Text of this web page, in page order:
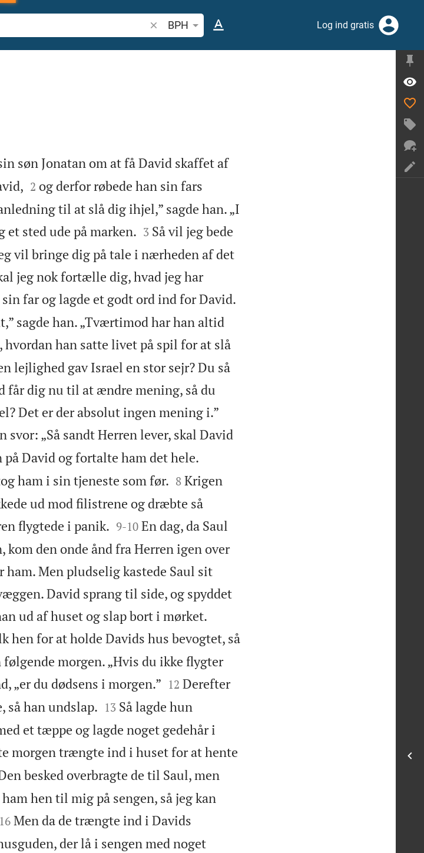
Søg efter bibelvers eller ord
BPH Log ind gratis
søn Jonatan om at få David skaffet af

2 og derfor røbede han sin fars
til at slå dig ihjel,” sagde han. „I
sted ude på marken.
3 Så vil jeg bede
vil bringe dig på tale i nærheden af det
jeg nok fortælle dig, hvad jeg har
far og lagde et godt ord ind for David.
sagde han. „Tværtimod har han altid
hvordan han satte livet på spil for at slå
lejlighed gav Israel en stor sejr? Du så
får dig nu til at ændre mening, så du
Det er der absolut ingen mening i.”
„Så sandt Herren lever, skal David
på David og fortalte ham det hele.
ham i sin tjeneste som før.
8 Krigen
ud mod filistrene og dræbte så
flygtede i panik.
9-10 En dag, da Saul
kom den onde ånd fra Herren igen over
Men pludselig kastede Saul sit
David sprang til side, og spyddet
ud af huset og slap bort i mørket.
hen for at holde Davids hus bevogtet, så
morgen. „Hvis du ikke flygter
„er du dødsens i morgen.”
12 Derefter
så han undslap.
13 Så lagde hun
et tæppe og lagde noget gedehår i
morgen trængte ind i huset for at hente
besked overbragte de til Saul, men
hen til mig på sengen, så jeg kan

16 Men da de trængte ind i Davids
der lå i sengen med noget